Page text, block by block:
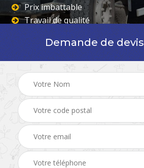
Prix imbattable
Travail de qualité
Demande de